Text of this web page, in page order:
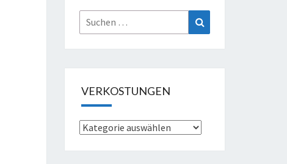
Suche
nach:
VERKOSTUNGEN
Verkostungen